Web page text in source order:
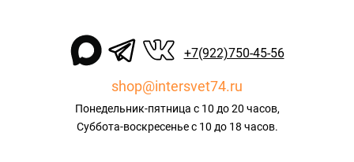
+7(922)750-45-56
shop@intersvet74.ru
Понедельник-пятница с 10 до 20 часов,
Суббота-воскресенье с 10 до 18 часов.